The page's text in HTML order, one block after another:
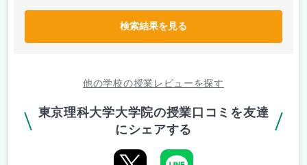
検索結果を見る
他の学校の授業レビューを探す
東京理科大学大学院の授業口コミを友達
にシェアする